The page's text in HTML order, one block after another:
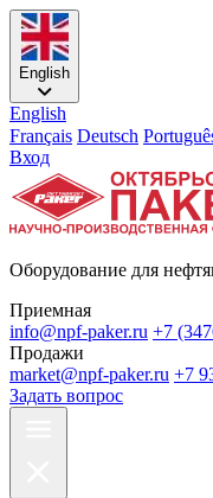
English
English
Français Deutsch
Вход
Оборудование для
Приемная
info@npf-paker.ru +7
Продажи
market@npf-paker.ru +7
Задать вопрос